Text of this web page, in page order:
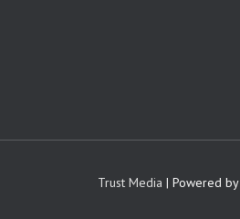
Trust Media | Powered by